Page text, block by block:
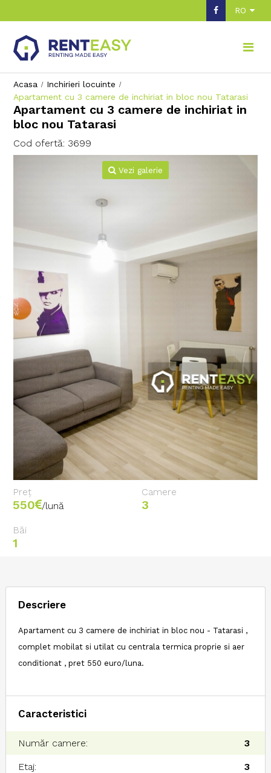
RO
Acasa
Inchirieri locuinte
Apartament cu 3 camere de inchiriat in bloc nou Tatarasi
Apartament cu 3 camere de inchiriat in
bloc nou Tatarasi
Cod ofertă: 3699
Vezi galerie
Preț
550 /lună
Camere
3
Băi
1
Descriere
Apartament cu 3 camere de inchiriat in bloc nou - Tatarasi ,
complet mobilat si utilat cu centrala termica proprie si aer
conditionat , pret 550 euro/luna.
Caracteristici
Număr camere: 3
Etaj: 3